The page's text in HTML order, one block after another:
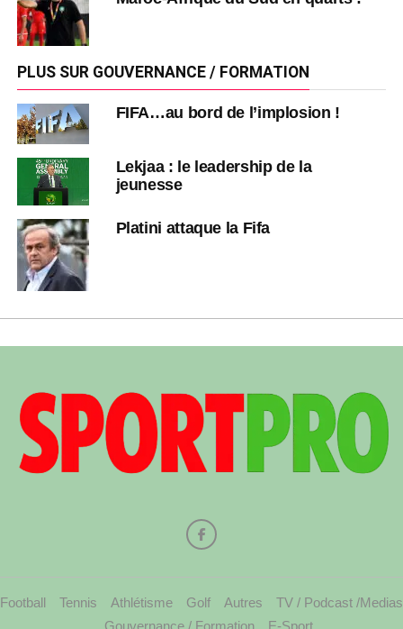
PLUS SUR GOUVERNANCE / FORMATION
FIFA…au bord de l’implosion !
Lekjaa : le leadership de la
jeunesse
Platini attaque la Fifa
Football Tennis Athlétisme Golf Autres
TV / Podcast /Medias